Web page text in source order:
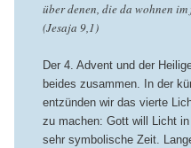
über denen, die da wohnen
(Jesaja 9,1)
Der 4. Advent und der
beides zusammen. In der
entzünden wir das vierte
zu machen: Gott will Licht
sehr symbolische Zeit.